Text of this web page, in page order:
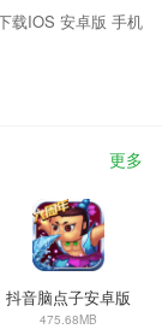
载IOS 安卓版 手机
更多
抖音脑点子安卓版
475.68MB